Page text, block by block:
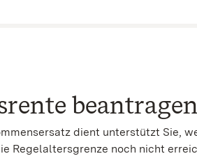
beantragen
dient unterstützt Sie,
Regelaltersgrenze noch nicht